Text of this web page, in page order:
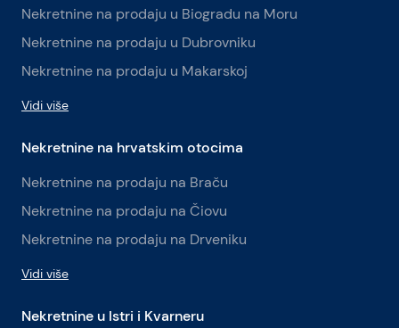
Nekretnine na prodaju u Biogradu na Moru
Nekretnine na prodaju u Dubrovniku
Nekretnine na prodaju u Makarskoj
Vidi više
Nekretnine na hrvatskim otocima
Nekretnine na prodaju na Braču
Nekretnine na prodaju na Čiovu
Nekretnine na prodaju na Drveniku
Vidi više
Nekretnine u Istri i Kvarneru